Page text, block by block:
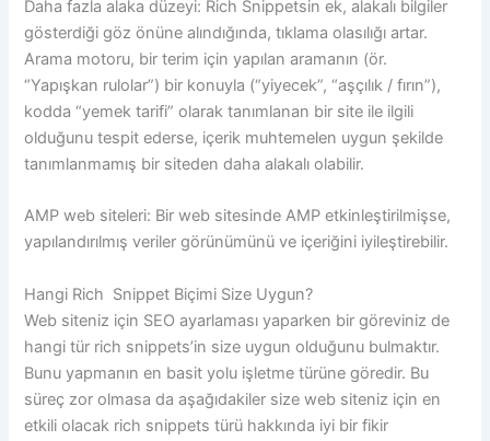
Daha fazla alaka düzeyi: Rich Snippetsin ek, alakalı bilgiler
gösterdiği göz önüne alındığında, tıklama olasılığı artar.
Arama motoru, bir terim için yapılan aramanın (ör.
“Yapışkan rulolar”) bir konuyla (“yiyecek”, “aşçılık / fırın”),
kodda “yemek tarifi” olarak tanımlanan bir site ile ilgili
olduğunu tespit ederse, içerik muhtemelen uygun şekilde
tanımlanmamış bir siteden daha alakalı olabilir.
AMP web siteleri: Bir web sitesinde AMP etkinleştirilmişse,
yapılandırılmış veriler görünümünü ve içeriğini iyileştirebilir.
Hangi Rich Snippet Biçimi Size Uygun?
Web siteniz için SEO ayarlaması yaparken bir göreviniz de
hangi tür rich snippets’in size uygun olduğunu bulmaktır.
Bunu yapmanın en basit yolu işletme türüne göredir. Bu
süreç zor olmasa da aşağıdakiler size web siteniz için en
etkili olacak rich snippets türü hakkında iyi bir fikir